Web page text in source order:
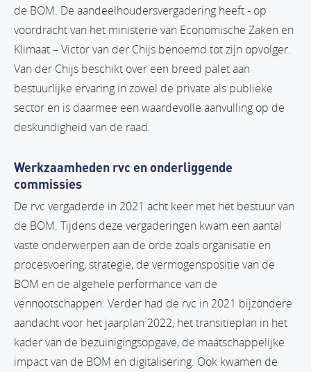
de BOM. De aandeelhoudersvergadering heeft - op
voordracht van het ministerie van Economische Zaken en
Klimaat – Victor van der Chijs benoemd tot zijn opvolger.
Van der Chijs beschikt over een breed palet aan
bestuurlijke ervaring in zowel de private als publieke
sector en is daarmee een waardevolle aanvulling op de
deskundigheid van de raad.
Werkzaamheden rvc en onderliggende
commissies
De rvc vergaderde in 2021 acht keer met het bestuur van
de BOM. Tijdens deze vergaderingen kwam een aantal
vaste onderwerpen aan de orde zoals organisatie en
procesvoering, strategie, de vermogenspositie van de
BOM en de algehele performance van de
vennootschappen. Verder had de rvc in 2021 bijzondere
aandacht voor het jaarplan 2022, het transitieplan in het
kader van de bezuinigingsopgave, de maatschappelijke
impact van de BOM en digitalisering. Ook kwamen de